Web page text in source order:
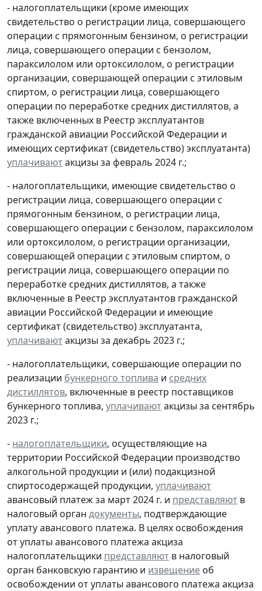
- налогоплательщики (кроме имеющих
свидетельство о регистрации лица, совершающего
операции с прямогонным бензином, о регистрации
лица, совершающего операции с бензолом,
параксилолом или ортоксилолом, о регистрации
организации, совершающей операции с этиловым
спиртом, о регистрации лица, совершающего
операции по переработке средних дистиллятов, а
также включенных в Реестр эксплуатантов
гражданской авиации Российской Федерации и
имеющих сертификат (свидетельство) эксплуатанта)
уплачиваютакцизы за февраль 2024 г.;
- налогоплательщики, имеющие свидетельство о
регистрации лица, совершающего операции с
прямогонным бензином, о регистрации лица,
совершающего операции с бензолом, параксилолом
или ортоксилолом, о регистрации организации,
совершающей операции с этиловым спиртом, о
регистрации лица, совершающего операции по
переработке средних дистиллятов, а также
включенные в Реестр эксплуатантов гражданской
авиации Российской Федерации и имеющие
сертификат (свидетельство) эксплуатанта,
уплачиваютакцизы за декабрь 2023 г.;
- налогоплательщики, совершающие операции по
реализации бункерного топлива и средних
дистиллятов, включенные в реестр поставщиков
бункерного топлива, уплачиваютакцизы за сентябрь
2023 г.;
- налогоплательщики, осуществляющие на
территории Российской Федерации производство
алкогольной продукции и (или) подакцизной
спиртосодержащей продукции, уплачивают
авансовый платеж за март 2024 г. и представляют в
налоговый орган документы, подтверждающие
уплату авансового платежа. В целях освобождения
от уплаты авансового платежа акциза
налогоплательщики представляют в налоговый
орган банковскую гарантию и извещение об
освобождении от уплаты авансового платежа акциза